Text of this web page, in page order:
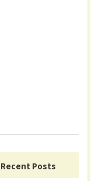
Recent Posts